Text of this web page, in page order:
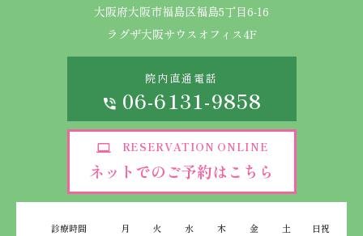
大阪府大阪市福島区福島5丁目6-16
ラグザ大阪サウスオフィス4F
院内直通電話
06-6131-9858
RESERVATION ONLINE
ネットでのご予約はこちら
診療時間 月 火 水 木 金 土 日祝